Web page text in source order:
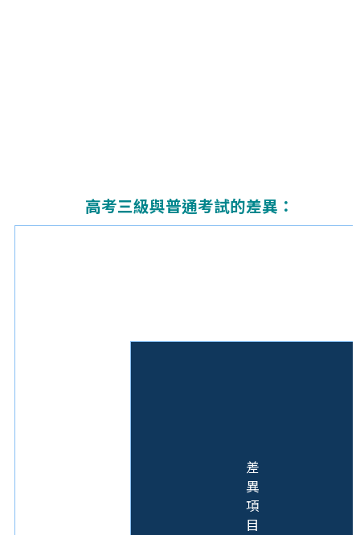
高考三級與普通考試的差異：
差
異
項
目